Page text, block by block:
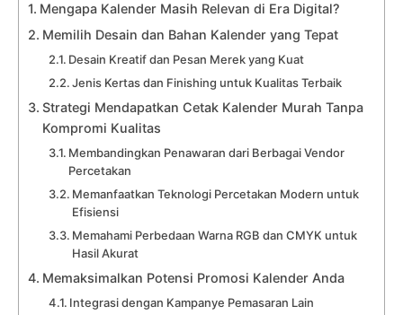
Mengapa Kalender Masih Relevan di Era Digital?
Memilih Desain dan Bahan Kalender yang Tepat
Desain Kreatif dan Pesan Merek yang Kuat
Jenis Kertas dan Finishing untuk Kualitas Terbaik
Strategi Mendapatkan Cetak Kalender Murah Tanpa
Kompromi Kualitas
Membandingkan Penawaran dari Berbagai Vendor
Percetakan
Memanfaatkan Teknologi Percetakan Modern untuk
Efisiensi
Memahami Perbedaan Warna RGB dan CMYK untuk
Hasil Akurat
Memaksimalkan Potensi Promosi Kalender Anda
Integrasi dengan Kampanye Pemasaran Lain